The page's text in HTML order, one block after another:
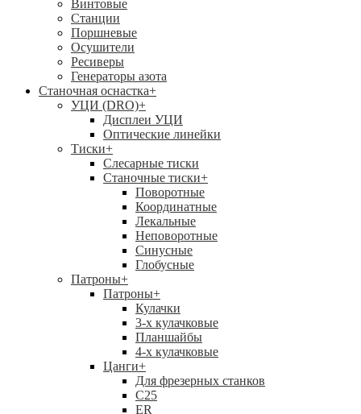
Винтовые
Станции
Поршневые
Осушители
Ресиверы
Генераторы азота
Станочная оснастка+
УЦИ (DRO)+
Дисплеи УЦИ
Оптические линейки
Тиски+
Слесарные тиски
Станочные тиски+
Поворотные
Координатные
Лекальные
Неповоротные
Синусные
Глобусные
Патроны+
Патроны+
Кулачки
3-х кулачковые
Планшайбы
4-х кулачковые
Цанги+
Для фрезерных станков
С25
ER